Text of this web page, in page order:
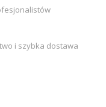
i szybka dostawa